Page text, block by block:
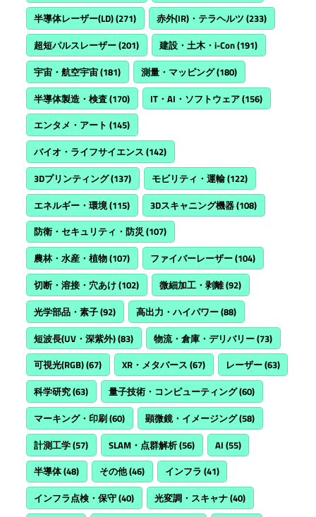
半導体レーザー(LD)(271) 赤外(IR)・テラヘルツ (233)
超短パルスレーザー(201) 建設・土木・i-Con(191)
宇宙・航空宇宙(181) 測量・マッピング(180)
半導体製造・検査(170) IT・AI・ソフトウェア(156)
エンタメ・アート (145)
バイオ・ライフサイエンス (142)
3Dプリンティング(137) モビリティ・運輸(122)
エネルギー・環境(115) 3Dスキャニング機器(108)
防衛・セキュリティ・防災(107)
農林・水産・植物(107) ファイバーレーザー(104)
切断・溶接・穴あけ(102) 微細加工・剥離(92)
光学部品・素子(92) 高出力・ハイパワー(88)
短波長(UV・深紫外)(83) 物流・倉庫・デリバリー(73)
可視光(RGB)(67) XR・メタバース (67) レーザー(63)
科学研究(63) 量子技術・コンピューティング(60)
マーキング・印刷(60) 顕微鏡・イメージング(58)
計測工学(57) SLAM・点群解析(56) AI (55)
半導体(48) その他(46) インフラ (41)
インフラ点検・保守(40) 光変調・スキャナ(40)